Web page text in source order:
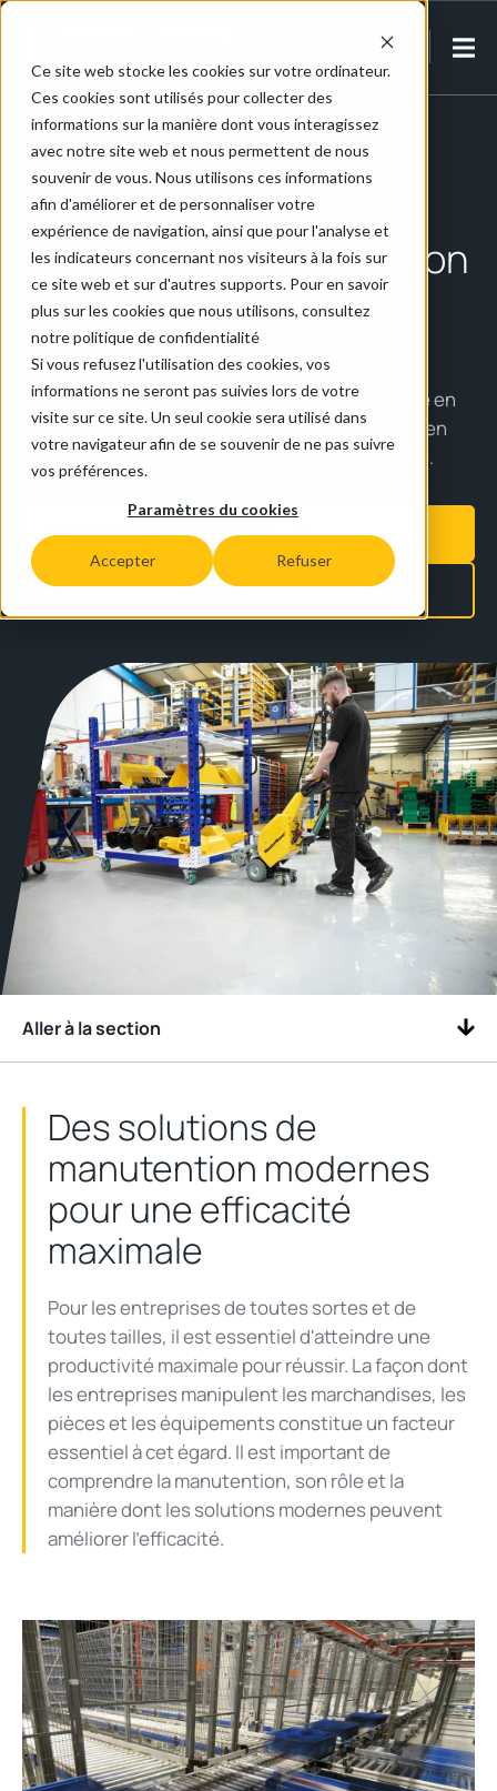
Ce site web stocke les cookies sur votre ordinateur.
Ces cookies sont utilisés pour collecter des
informations sur la manière dont vous interagissez
avec notre site web et nous permettent de nous
souvenir de vous. Nous utilisons ces informations
afin d'améliorer et de personnaliser votre
expérience de navigation, ainsi que pour l'analyse et
les indicateurs concernant nos visiteurs à la fois sur
ce site web et sur d'autres supports. Pour en savoir
plus sur les cookies que nous utilisons, consultez
notre politique de confidentialité
Si vous refusez l'utilisation des cookies, vos
informations ne seront pas suivies lors de votre
visite sur ce site. Un seul cookie sera utilisé dans
votre navigateur afin de se souvenir de ne pas suivre
vos préférences.
Paramètres du cookies
Accepter Refuser
FR-FR
À la découverte des
solutions de manutention
modernes
Matériel de Manutention
Découvrez les différents types de solutions de
manutention modernes, les éléments à prendre en
compte lors de la sélection et comment mettre en
place la solution la mieux adaptée à vos besoins.
Demander une consultation
Explorer nos produits
Aller à la section
Des solutions de
manutention modernes
pour une efficacité
maximale
Pour les entreprises de toutes sortes et de
toutes tailles, il est essentiel d'atteindre une
productivité maximale pour réussir. La façon dont
les entreprises manipulent les marchandises, les
pièces et les équipements constitue un facteur
essentiel à cet égard. Il est important de
comprendre la manutention, son rôle et la
manière dont les solutions modernes peuvent
améliorer l'efficacité.